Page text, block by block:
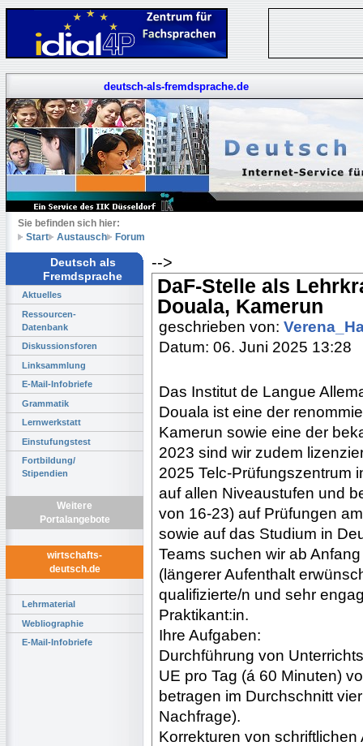
deutsch-als-fremdsprache.de
Sie befinden sich hier:
Start
Austausch Forum
Deutsch als
Fremdsprache
Aktuelles
Ressourcen-
Datenbank
Diskussionsforen
Linksammlung
E-Mail-Infobriefe
Grammatik
Lernwerkstatt
Einstufungstest
Fortbildung/
Stipendien
Weitere
Portalangebote
wirtschafts-
deutsch.de
Lehrmaterial
Webliographie
E-Mail-Infobriefe
-->
DaF-Stelle als
Douala, Kamerun
geschrieben von:
Datum: 06. Juni 2025 13:28
Das Institut de Langue
Douala ist eine der
Kamerun sowie eine der
2023 sind wir zudem
2025 Telc-Prüfungszentrum
auf allen Niveaustufen und
von 16-23) auf Prüfungen
sowie auf das Studium in
Teams suchen wir ab
(längerer Aufenthalt
qualifizierte/n und sehr
Praktikant:in.
Ihre Aufgaben:
Durchführung von
UE pro Tag (á 60 Minuten)
betragen im Durchschnitt
Nachfrage).
Korrekturen von